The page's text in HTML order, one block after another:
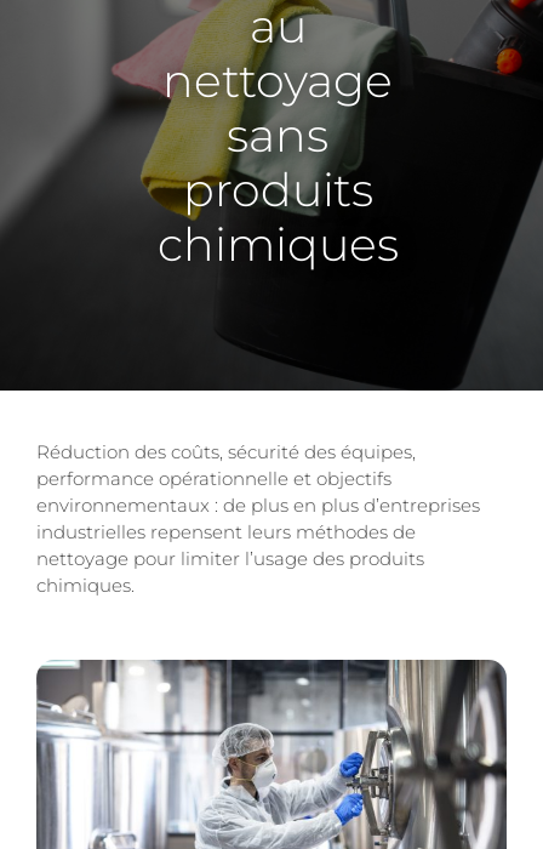
au
nettoyage
sans
produits
chimiques
Réduction des coûts, sécurité des équipes,
performance opérationnelle et objectifs
environnementaux : de plus en plus d’entreprises
industrielles repensent leurs méthodes de
nettoyage pour limiter l’usage des produits
chimiques.